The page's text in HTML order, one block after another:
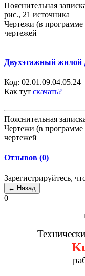
Пояснительная
рис., 21 источника
Чертежи (в программе
чертежей
Двухэтажный жилой
Код: 02.01.09.04.05.24
Как тут скачать?
Пояснительная
Чертежи (в программе
чертежей
Отзывов (0)
Зарегистрируйтесь,
0